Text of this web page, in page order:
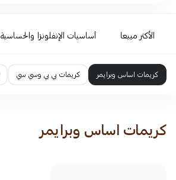
الأكثر مبيعا أساسيات الإنفلونزا والحساسية
كريمات اساس وبرايمر كريمات بي بي وسي سي
كريمات اساس وبرايمر